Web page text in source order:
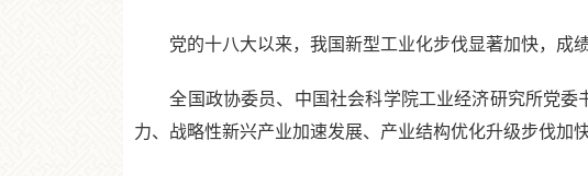
党的十八大以来，我国新型工业化步伐显著加快，成绩
全国政协委员、中国社会科学院工业经济研究所党委
力、战略性新兴产业加速发展、产业结构优化升级步伐加